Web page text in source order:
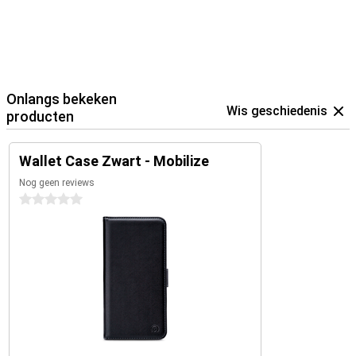
Onlangs bekeken
producten
Wis geschiedenis
Wallet Case Zwart - Mobilize
Nog geen reviews
0 sterren